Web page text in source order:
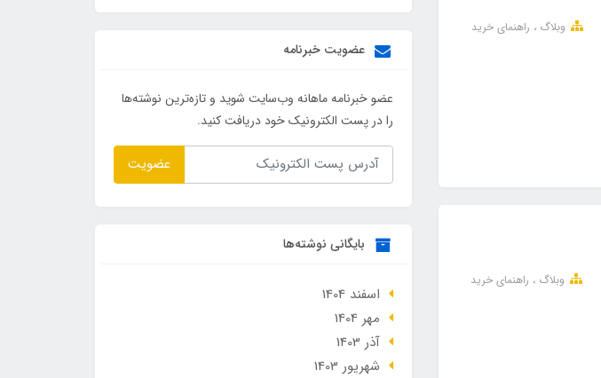
وبلاگ
راهنمای خرید
وبلاگ
راهنمای خرید
عضویت خبرنامه
عضو خبرنامه ماهانه وب‌سایت شوید و تازه‌ترین نوشته‌ها
را در پست الکترونیک خود دریافت کنید.
عضویت
بایگانی نوشته‌ها
اسفند 1404
مهر 1404
آذر 1403
شهریور 1403